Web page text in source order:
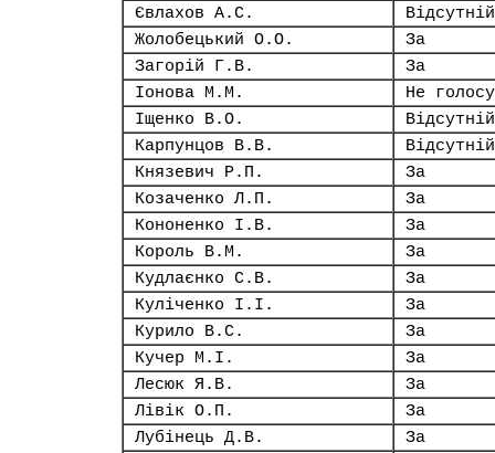
Євлахов А.С.
Відсутній
Жолобецький О.О.
За
Загорій Г.В.
За
Іонова М.М.
Не
Іщенко В.О.
Відсутній
Карпунцов В.В.
Відсутній
Князевич Р.П.
За
Козаченко Л.П.
За
Кононенко І.В.
За
Король В.М.
За
Кудлаєнко С.В.
За
Куліченко І.І.
За
Курило В.С.
За
Кучер М.І.
За
Лесюк Я.В.
За
Лівік О.П.
За
Лубінець Д.В.
За